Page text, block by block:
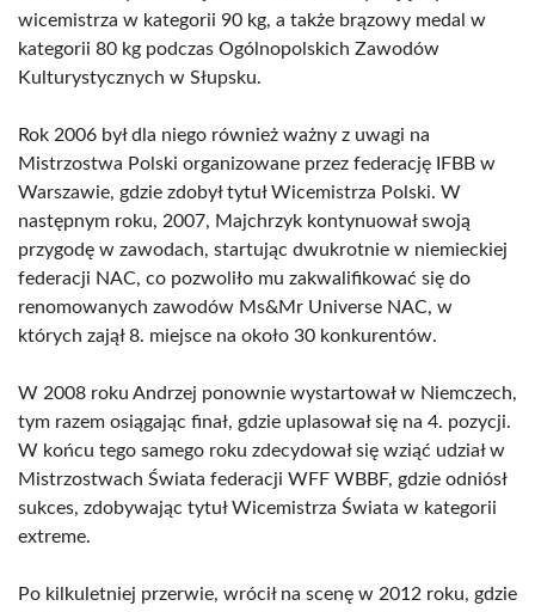
wicemistrza w kategorii 90 kg, a także brązowy medal w
kategorii 80 kg podczas Ogólnopolskich Zawodów
Kulturystycznych w Słupsku.
Rok 2006 był dla niego również ważny z uwagi na
Mistrzostwa Polski organizowane przez federację IFBB w
Warszawie, gdzie zdobył tytuł Wicemistrza Polski. W
następnym roku, 2007, Majchrzyk kontynuował swoją
przygodę w zawodach, startując dwukrotnie w niemieckiej
federacji NAC, co pozwoliło mu zakwalifikować się do
renomowanych zawodów Ms&Mr Universe NAC, w
których zajął 8. miejsce na około 30 konkurentów.
W 2008 roku Andrzej ponownie wystartował w Niemczech,
tym razem osiągając finał, gdzie uplasował się na 4. pozycji.
W końcu tego samego roku zdecydował się wziąć udział w
Mistrzostwach Świata federacji WFF WBBF, gdzie odniósł
sukces, zdobywając tytuł Wicemistrza Świata w kategorii
extreme.
Po kilkuletniej przerwie, wrócił na scenę w 2012 roku, gdzie